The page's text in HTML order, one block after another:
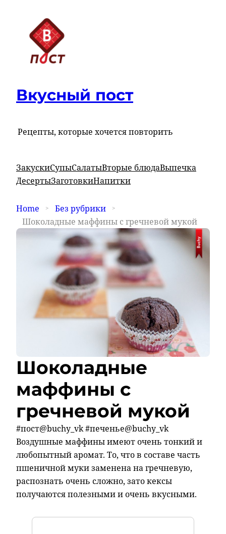
Вкусный пост
Рецепты, которые хочется повторить
ЗакускиСупыСалатыВторые блюдаВыпечка
ДесертыЗаготовкиНапитки
Home
Без рубрики
Шоколадные маффины с гречневой мукой
Шоколадные
маффины с
гречневой мукой
#пост@buchy_vk #печенье@buchy_vk
Воздушные маффины имеют очень тонкий и
любопытный аромат. То, что в составе часть
пшеничной муки заменена на гречневую,
распознать очень сложно, зато кексы
получаются полезными и очень вкусными.